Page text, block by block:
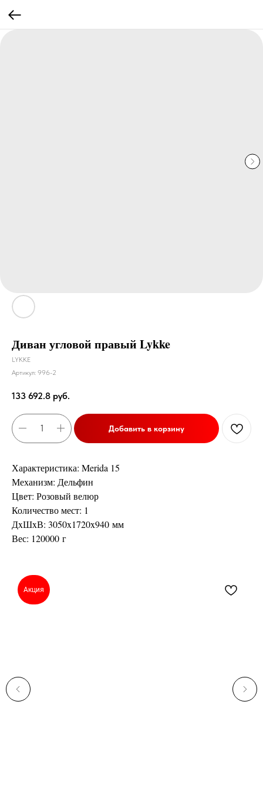
Диван угловой правый Lykke
LYKKE
Артикул: 996-2
133 692.8 руб.
Добавить в корзину
Характеристика: Merida 15
Механизм: Дельфин
Цвет: Розовый велюр
Количество мест: 1
ДxШxВ: 3050x1720x940 мм
Вес: 120000 г
Акция